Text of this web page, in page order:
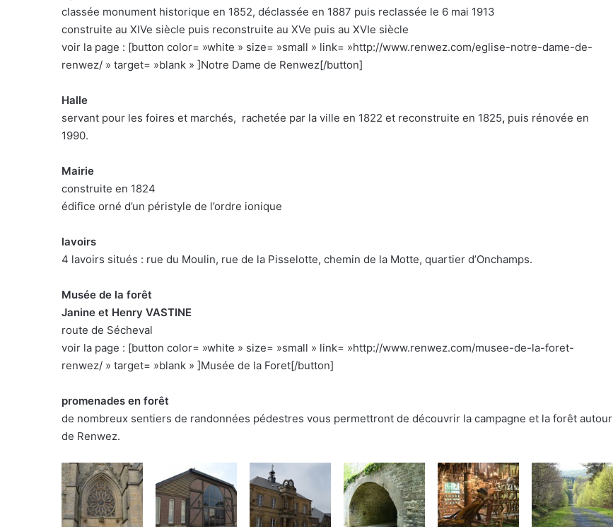
classée monument historique en 1852, déclassée en 1887 puis reclassée le 6 mai 1913
construite au XIVe siècle puis reconstruite au XVe puis au XVIe siècle
voir la page : [button color= »white » size= »small » link= »http://www.renwez.com/eglise-notre-dame-de-
renwez/ » target= »blank » ]Notre Dame de Renwez[/button]
Halle
servant pour les foires et marchés, rachetée par la ville en 1822 et reconstruite en 1825, puis rénovée en
1990.
Mairie
construite en 1824
édifice orné d’un péristyle de l’ordre ionique
lavoirs
4 lavoirs situés : rue du Moulin, rue de la Pisselotte, chemin de la Motte, quartier d’Onchamps.
Musée de la forêt
Janine et Henry VASTINE
route de Sécheval
voir la page : [button color= »white » size= »small » link= »http://www.renwez.com/musee-de-la-foret-
renwez/ » target= »blank » ]Musée de la Foret[/button]
promenades en forêt
de nombreux sentiers de randonnées pédestres vous permettront de découvrir la campagne et la forêt autour
de Renwez.